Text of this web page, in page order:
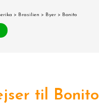
> Brasilien > Byer > Bonito
til Bonito